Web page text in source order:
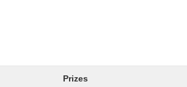
Prizes